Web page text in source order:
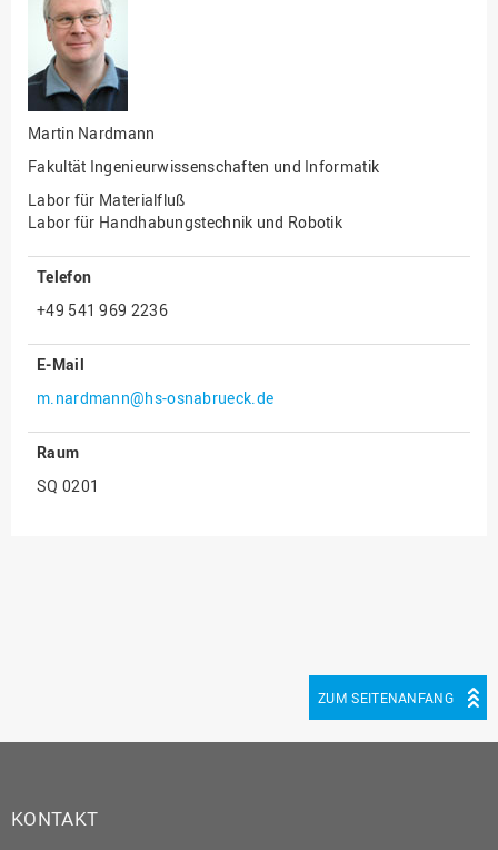
Fakultät
Ingenieurwissenschaften
und Informatik
Fakultät Management,
Kultur und Technik
Sozialwissenschaften
Finanzen
Drittmittel
Gebäude und Technik
Gesellschaftliches
Engagement
Gleichstellungsbüro
Hochschulleitung
strategie
Nachhaltigkeit
Personalentwicklung
Martin Nardmann
Fakultät Ingenieurwissenschaften und Informatik
Labor für Materialfluß
Labor für Handhabungstechnik und Robotik
Telefon
+49 541 969 2236
E-Mail
m.nardmann@hs-osnabrueck.de
Raum
SQ 0201
ZUM SEITENANFANG
KONTAKT